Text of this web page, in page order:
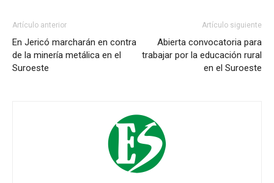
Artículo anterior
En Jericó marcharán en contra
de la minería metálica en el
Suroeste
Artículo siguiente
Abierta convocatoria para
trabajar por la educación rural
en el Suroeste